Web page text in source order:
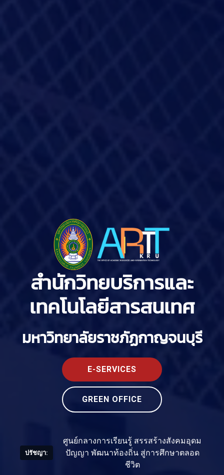
สำนักวิทยบริการและ
เทคโนโลยีสารสนเทศ
มหาวิทยาลัยราชภัฏกาญจนบุรี
E-SERVICES
GREEN OFFICE
ปรัชญา:
ศูนย์กลางการเรียนรู้ สรรสร้างสังคมอุดม
ปัญญา พัฒนาท้องถิ่น สู่การศึกษาตลอด
ชีวิต